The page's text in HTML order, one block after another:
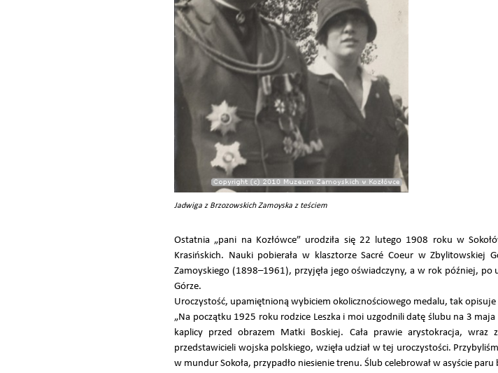
Jadwiga z Brzozowskich Zamoyska z teściem
Ostatnia „pani na Kozłówce” urodziła się 22 lutego 1908 roku w
Krasińskich. Nauki pobierała w klasztorze Sacré Coeur w Zbylitowskiej
Zamoyskiego (1898–1961), przyjęła jego oświadczyny, a w rok później, po
Górze.
Uroczystość, upamiętnioną wybiciem okolicznościowego medalu, tak
„Na początku 1925 roku rodzice Leszka i moi uzgodnili datę ślubu na 3
kaplicy przed obrazem Matki Boskiej. Cała prawie arystokracja, wraz
przedstawicieli wojska polskiego, wzięła udział w tej uroczystości.
w mundur Sokoła, przypadło niesienie trenu. Ślub celebrował w asyście